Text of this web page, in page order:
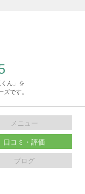
ん」を
ズです。
メニュー
口コミ・評価
ブログ